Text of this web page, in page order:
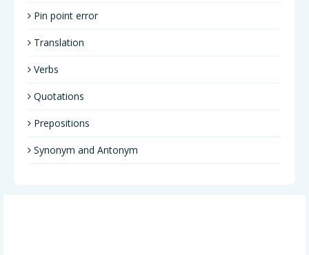
Pin point error
Translation
Verbs
Quotations
Prepositions
Synonym and Antonym